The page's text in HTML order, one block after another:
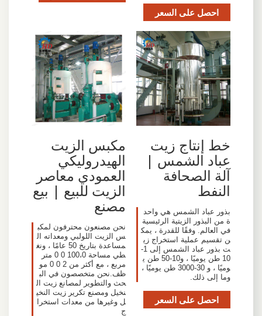
احصل على السعر
خط إنتاج زيت
عباد الشمس |
آلة الصحافة
النفط
بذور عباد الشمس هي واحد
ة من البذور الزيتية الرئيسية
في العالم. وفقًا للقدرة ، يمك
ن تقسيم عملية استخراج زي
ت بذور عباد الشمس إلى 1-
10 طن يوميًا ، و10-50 طن ي
وميًا ، و 30-3000 طن يوميًا ،
وما إلى ذلك.
احصل على السعر
مكبس الزيت
الهيدروليكي
العمودي معاصر
الزيت للبيع | بيع
مصنع
نحن مصنعون محترفون لمكب
س الزيت اللولبي ومعداته ال
مساعدة بتاريخ 50 عامًا ، ونغ
طي مساحة 100،0 0 0 متر
مربع ، مع أكثر من 2 0 0 مو
ظف.نحن متخصصون في الب
حث والتطوير لمصانع زيت ال
نخيل ومصنع تكرير زيت النخي
ل وغيرها من معدات استخرا
ج